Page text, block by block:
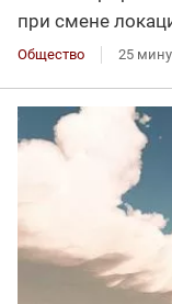
при смене
Общество 25